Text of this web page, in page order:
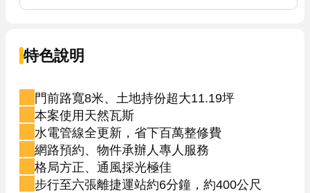
特色說明
門前路寬8米、土地持份超大11.19坪
本案使用天然瓦斯
水電管線全更新，省下百萬整修費
網路預約、物件承辦人專人服務
格局方正、通風採光極佳
步行至六張離捷運站約6分鐘，約400公尺